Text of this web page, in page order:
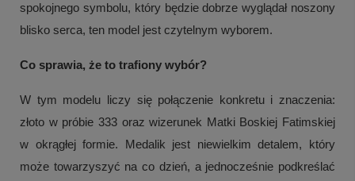
spokojnego symbolu, który będzie dobrze wyglądał noszony
blisko serca, ten model jest czytelnym wyborem.
Co sprawia, że to trafiony wybór?
W tym modelu liczy się połączenie konkretu i znaczenia:
złoto w próbie 333 oraz wizerunek Matki Boskiej Fatimskiej
w okrągłej formie. Medalik jest niewielkim detalem, który
może towarzyszyć na co dzień, a jednocześnie podkreślać